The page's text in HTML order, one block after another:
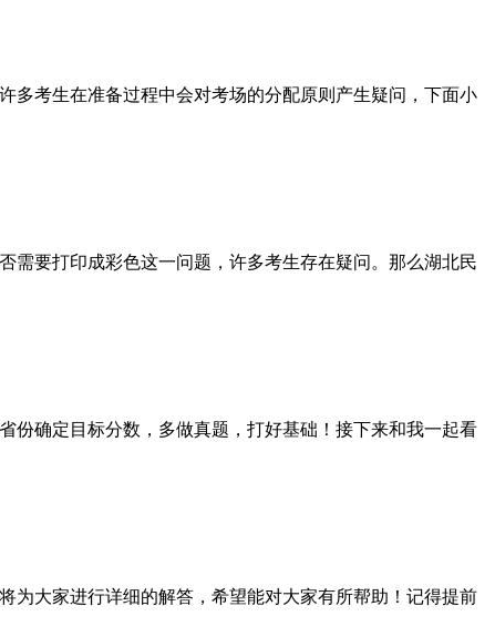
多考生在准备过程中会对考场的分配原则产生疑问，下面小
需要打印成彩色这一问题，许多考生存在疑问。那么湖北民
确定目标分数，多做真题，打好基础！接下来和我一起看
大家进行详细的解答，希望能对大家有所帮助！记得提前